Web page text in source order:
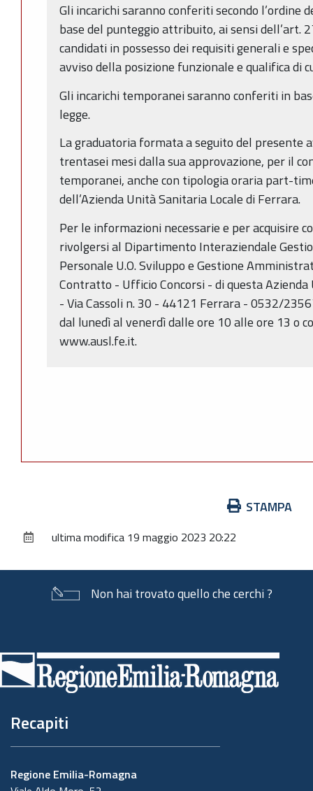
Gli incarichi saranno conferiti secondo l’ordine
base del punteggio attribuito, ai sensi dell’art.
candidati in possesso dei requisiti generali e
avviso della posizione funzionale e qualifica di
Gli incarichi temporanei saranno conferiti in
legge.
La graduatoria formata a seguito del presente
trentasei mesi dalla sua approvazione, per il
temporanei, anche con tipologia oraria part-
dell’Azienda Unità Sanitaria Locale di Ferrara.
Per le informazioni necessarie e per acquisire
rivolgersi al Dipartimento Interaziendale
Personale U.O. Sviluppo e Gestione
Contratto - Ufficio Concorsi - di questa
- Via Cassoli n. 30 - 44121 Ferrara - 0532/
dal lunedì al venerdì dalle ore 10 alle ore 13 o
www.ausl.fe.it.
documento
STAMPA
ultima modifica 19 maggio 2023 20:22
Non hai trovato quello che cerchi ?
di
pagina
Recapiti
Regione Emilia-Romagna